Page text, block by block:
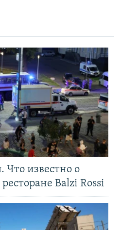
Что известно о
Balzi Rossi